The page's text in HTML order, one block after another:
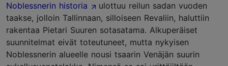
Noblessnerin historia
ulottuu reilun sadan vuoden
taakse, jolloin Tallinnaan, silloiseen Revaliin, haluttiin
rakentaa Pietari Suuren sotasatama. Alkuperäiset
suunnitelmat eivät toteutuneet, mutta nykyisen
Noblessnerin alueelle nousi tsaarin Venäjän suurin